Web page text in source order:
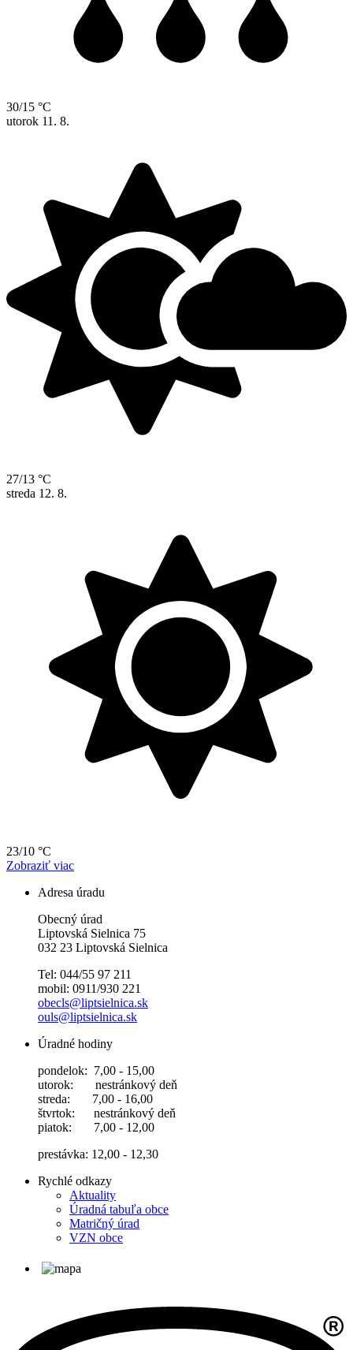
30/15 °C
utorok 11. 8.
27/13 °C
streda 12. 8.
23/10 °C
Zobraziť viac
Adresa úradu
Obecný úrad
Liptovská Sielnica 75
032 23 Liptovská Sielnica
Tel: 044/55 97 211
mobil: 0911/930 221
obecls@liptsielnica.sk
ouls@liptsielnica.sk
Úradné hodiny
pondelok: 7,00 - 15,00
utorok: nestránkový deň
streda: 7,00 - 16,00
štvrtok: nestránkový deň
piatok: 7,00 - 12,00
prestávka: 12,00 - 12,30
Rychlé odkazy
Aktuality
Úradná tabuľa obce
Matričný úrad
VZN obce